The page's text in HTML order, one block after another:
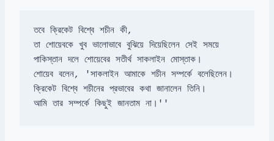
তবে ক্রিকেট বিশ্বে শচীন কী,
তা শোয়েবকে খুব ভালোভাবে বুঝিয়ে দিয়েছিলেন সেই সময়ে
শোয়েব বলেন, 'সাকলাইন আমাকে শচীন সম্পর্কে বলেছিলেন।
আমি তার সম্পর্কে কিছুই জানতাম না।''